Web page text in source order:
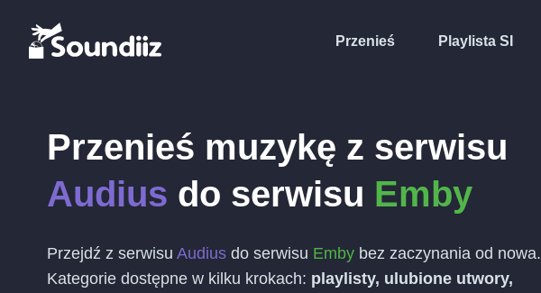
Przenieś Playlista SI
Przenieś muzykę z serwisu
Audius do serwisu Emby
Przejdź z serwisu Audius do serwisu Emby bez zaczynania od nowa.
Kategorie dostępne w kilku krokach: playlisty, ulubione utwory,